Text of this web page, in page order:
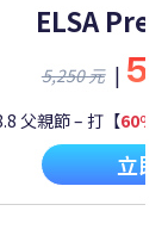
8.8 父親節